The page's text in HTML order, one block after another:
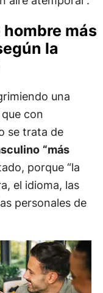
hombre más
la
una
con
se trata de
“más
porque “la
el idioma, las
personales de